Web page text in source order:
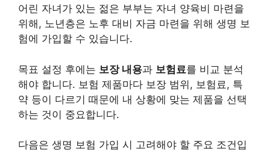
어린 자녀가 있는 젊은 부부는 자녀 양육비 마련을
위해, 노년층은 노후 대비 자금 마련을 위해 생명 보
험에 가입할 수 있습니다.
목표 설정 후에는 보장 내용과 보험료를 비교 분석
해야 합니다. 보험 제품마다 보장 범위, 보험료, 특
약 등이 다르기 때문에 내 상황에 맞는 제품을 선택
하는 것이 중요합니다.
다음은 생명 보험 가입 시 고려해야 할 주요 조건입